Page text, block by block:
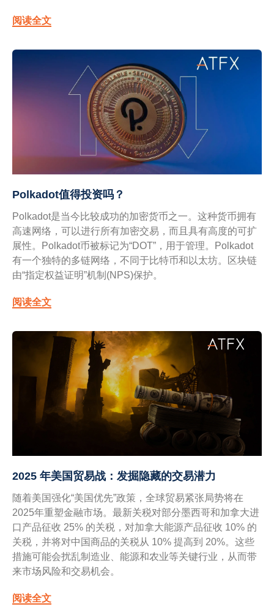
阅读全文
Polkadot值得投资吗？
Polkadot是当今比较成功的加密货币之一。这种货币拥有
高速网络，可以进行所有加密交易，而且具有高度的可扩
展性。Polkadot币被标记为“DOT”，用于管理。Polkadot
有一个独特的多链网络，不同于比特币和以太坊。区块链
由“指定权益证明”机制(NPS)保护。
阅读全文
2025 年美国贸易战：发掘隐藏的交易潜力
随着美国强化“美国优先”政策，全球贸易紧张局势将在
2025年重塑金融市场。最新关税对部分墨西哥和加拿大进
口产品征收 25% 的关税，对加拿大能源产品征收 10% 的
关税，并将对中国商品的关税从 10% 提高到 20%。这些
措施可能会扰乱制造业、能源和农业等关键行业，从而带
来市场风险和交易机会。
阅读全文